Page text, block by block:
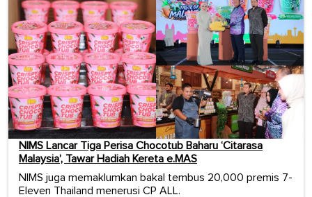
NIMS Lancar Tiga Perisa Chocotub Baharu ‘Citarasa
Malaysia’, Tawar Hadiah Kereta e.MAS
NIMS juga memaklumkan bakal tembus 20,000 premis 7-
Eleven Thailand menerusi CP ALL.